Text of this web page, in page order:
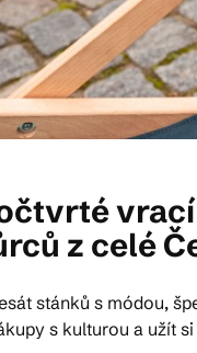
z celé
stánků s módou,
s kulturou a užít